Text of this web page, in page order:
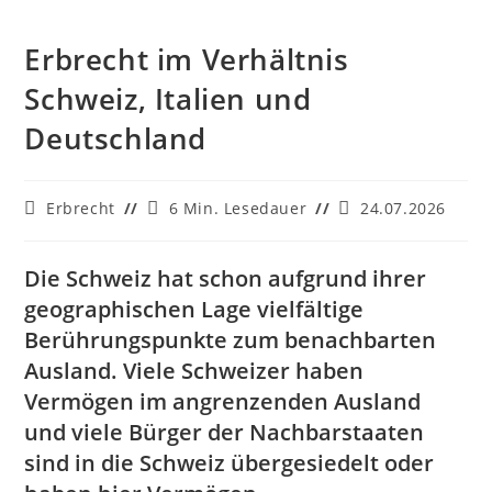
Erbrecht im Verhältnis
Schweiz, Italien und
Deutschland
Beitrags-
Erbrecht Lesedauer:
6 Min. Lesedauer
Beitrag
am:
24.07.2026
Die Schweiz hat schon aufgrund ihrer
geographischen Lage vielfältige
Berührungspunkte zum benachbarten
Ausland. Viele Schweizer haben
Vermögen im angrenzenden Ausland
und viele Bürger der Nachbarstaaten
sind in die Schweiz übergesiedelt oder